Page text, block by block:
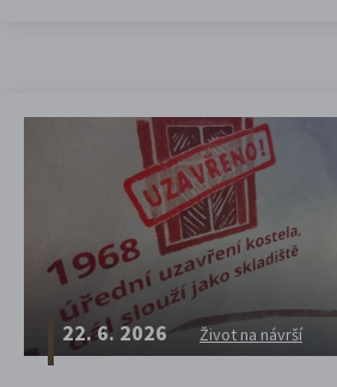
22. 6. 2026 Život na návrší